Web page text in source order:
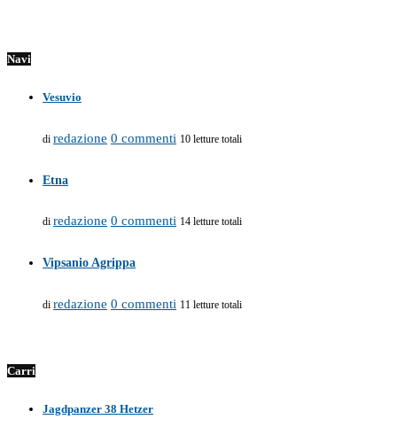
Navi
Vesuvio
di redazione 0 commenti 10 letture totali
Etna
di redazione 0 commenti 14 letture totali
Vipsanio Agrippa
di redazione 0 commenti 11 letture totali
Carri
Jagdpanzer 38 Hetzer